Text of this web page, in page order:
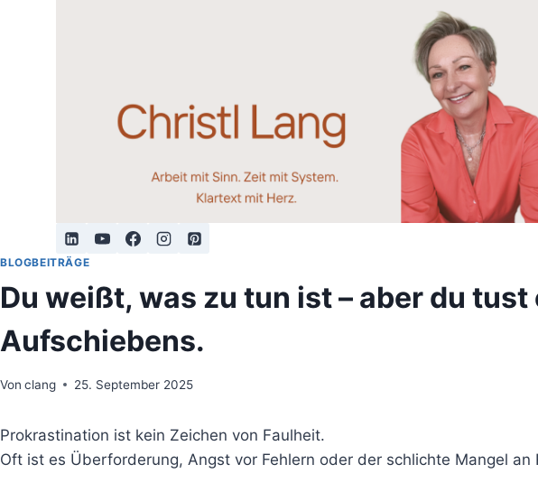
BLOGBEITRÄGE
Du weißt, was zu tun ist – aber du
Aufschiebens.
Von clang 25. September 2025
Prokrastination ist kein Zeichen von Faulheit.
Oft ist es Überforderung, Angst vor Fehlern oder der schlichte Mangel